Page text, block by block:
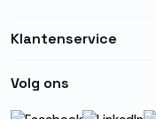
Klantenservice
Volg ons